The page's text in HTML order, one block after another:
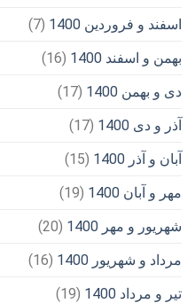
اسفند و فروردین 1400
(7)
بهمن و اسفند 1400
(16)
دی و بهمن 1400
(17)
آذر و دی 1400
(17)
آبان و آذر 1400
(15)
مهر و آبان 1400
(19)
شهریور و مهر 1400
(20)
مرداد و شهریور 1400
(16)
تیر و مرداد 1400
(19)